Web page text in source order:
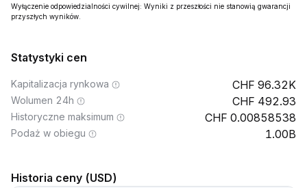
Wyłączenie odpowiedzialności cywilnej: Wyniki z przeszłości nie stanowią gwarancji
przyszłych wyników.
Statystyki cen
Kapitalizacja rynkowa 96.32K
Wolumen 24h 492.93
Historyczne maksimum 0.00858538
Podaż w obiegu 1.00B
Historia ceny (USD)